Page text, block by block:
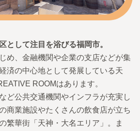
せ
として注目を浴びる福岡市。
め、金融機関や企業の支店などが集
済の中心地として発展している天
ROOMはあります。
ど公共交通機関やインフラが充実し
商業施設やたくさんの飲食店が立ち
繁華街「天神・大名エリア」。ま